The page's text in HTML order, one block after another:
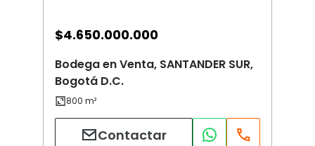
$4.650.000.000
Bodega en Venta, SANTANDER SUR,
Bogotá D.C.
Contactar